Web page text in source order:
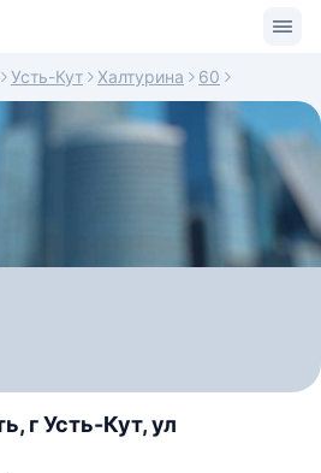
Усть-Кут Халтурина 60
г Усть-Кут, ул